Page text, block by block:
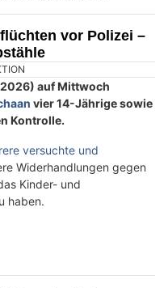
für alle Fahrzeugfragen
vor Polizei –
Kontrolle.
versuchte und